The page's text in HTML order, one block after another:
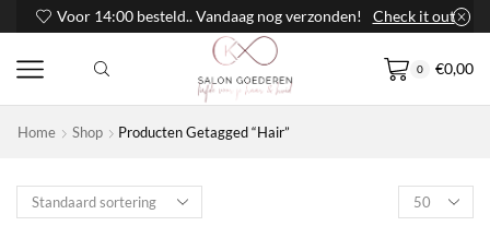
Voor 14:00 besteld.. Vandaag nog verzonden! Check it out
0 €0,00
Home Shop Producten Getagged “Hair”
Products
per